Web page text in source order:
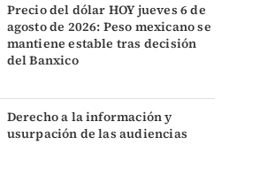
Precio del dólar HOY jueves 6 de
agosto de 2026: Peso mexicano se
mantiene estable tras decisión
del Banxico
Derecho a la información y
usurpación de las audiencias